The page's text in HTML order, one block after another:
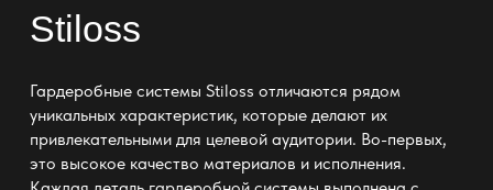
Stiloss
Гардеробные системы Stiloss отличаются рядом
уникальных характеристик, которые делают их
привлекательными для целевой аудитории. Во-первых,
это высокое качество материалов и исполнения.